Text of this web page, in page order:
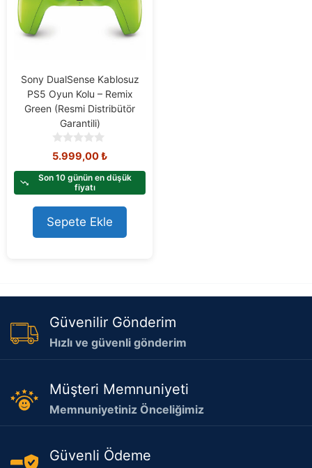
Sony DualSense Kablosuz
PS5 Oyun Kolu – Remix
Green (Resmi Distribütör
Garantili)
0
o
u
5
5.999,00₺
Son 10 günün en düşük
fiyatı
Sepete Ekle
Güvenilir Gönderim
Hızlı ve güvenli gönderim
Müşteri Memnuniyeti
Memnuniyetiniz Önceliğimiz
Güvenli Ödeme